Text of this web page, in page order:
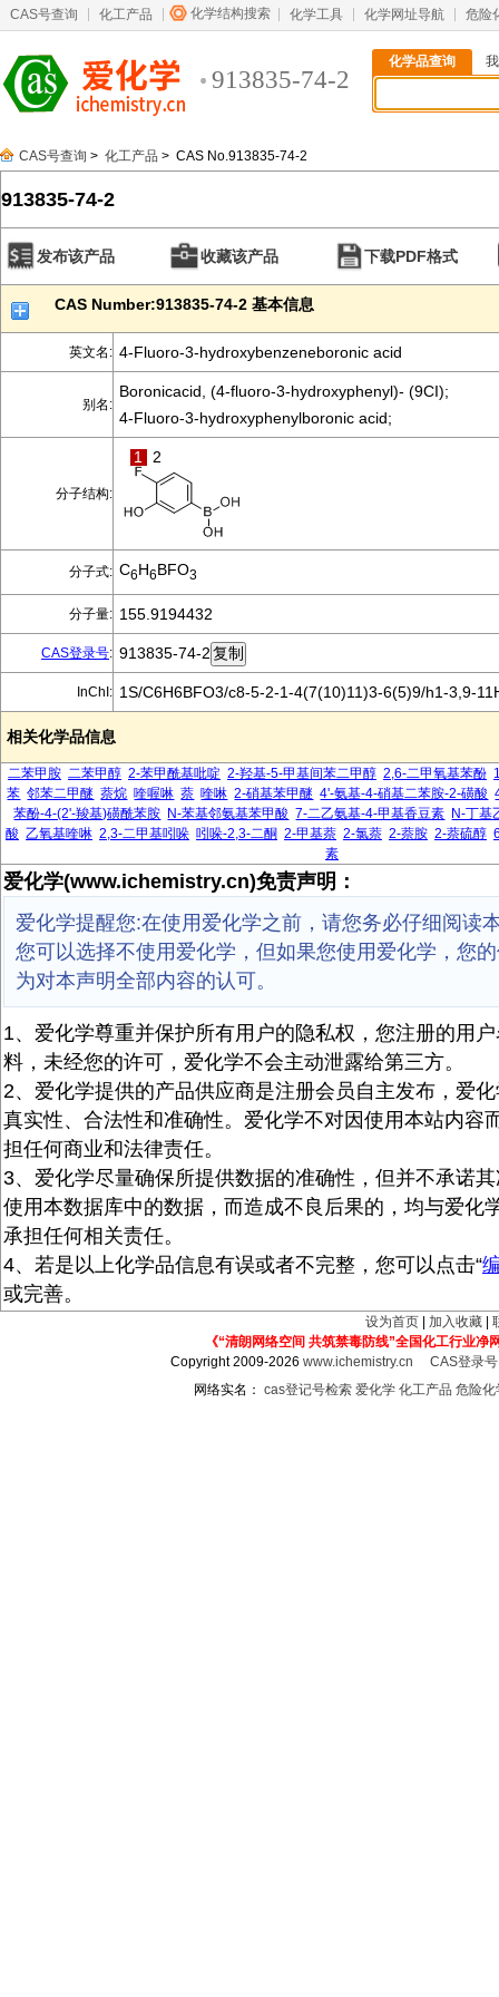
CAS号查询 化工产品 化学结构搜索 化学工具 化学网址导航 危险
913835-74-2
化学品查询
CAS号查询 > 化工产品 > CAS No.913835-74-2
913835-74-2
发布该产品 收藏该产品 下载PDF格式
CAS Number:913835-74-2 基本信息
英文名: 4-Fluoro-3-hydroxybenzeneboronic acid
别名:
Boronicacid, (4-fluoro-3-hydroxyphenyl)- (9CI);
4-Fluoro-3-hydroxyphenylboronic acid;
分子结构:
1 2
分子式: C6H6BFO3
分子量: 155.9194432
CAS登录号: 913835-74-2
InChI: 1S/C6H6BFO3/c8-5-2-1-4(7(10)11)3-6(5)9/h1-3,9-
相关化学品信息
二苯甲胺 二苯甲醇 2-苯甲酰基吡啶 2-羟基-5-甲基间苯二甲醇 2,6-二甲氧基苯酚
苯 邻苯二甲醚 萘烷 喹喔啉 萘 喹啉 2-硝基苯甲醚 4'-氨基-4-硝基二苯胺-2-磺酸
苯酚-4-(2'-羧基)磺酰苯胺 N-苯基邻氨基苯甲酸 7-二乙氨基-4-甲基香豆素 N-丁基
酸 乙氧基喹啉 2,3-二甲基吲哚 吲哚-2,3-二酮 2-甲基萘 2-氯萘 2-萘胺 2-萘硫醇
素
爱化学(www.ichemistry.cn)免责声明：
爱化学提醒您:在使用爱化学之前，请您务必仔细阅读
您可以选择不使用爱化学，但如果您使用爱化学，您
为对本声明全部内容的认可。
1、爱化学尊重并保护所有用户的隐私权，您注册的用
料，未经您的许可，爱化学不会主动泄露给第三方。
2、爱化学提供的产品供应商是注册会员自主发布，爱
真实性、合法性和准确性。爱化学不对因使用本站内容
担任何商业和法律责任。
3、爱化学尽量确保所提供数据的准确性，但并不承诺
使用本数据库中的数据，而造成不良后果的，均与爱化
承担任何相关责任。
4、若是以上化学品信息有误或者不完整，您可以点击“
或完善。
设为首页 加入收藏
《“清朗网络空间 共筑禁毒防线”全国化工行业净
Copyright 2009-2026www.ichemistry.cn
CAS登录
网络实名： cas登记号检索 爱化学 化工产品 危险化